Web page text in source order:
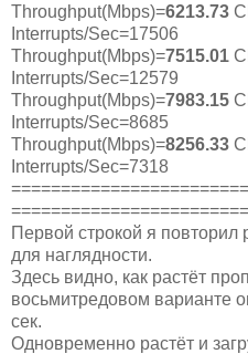
Throughput(Mbps)=6213.73
Interrupts/Sec=17506
Throughput(Mbps)=7515.01
Interrupts/Sec=12579
Throughput(Mbps)=7983.15
Interrupts/Sec=8685
Throughput(Mbps)=8256.33
Interrupts/Sec=7318
Первой строкой я повторил
для наглядности.
Здесь видно, как растёт
восьмитредовом варианте
сек.
Одновременно растёт и